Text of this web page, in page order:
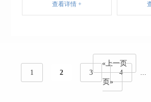
查看详情 +
«上一页
1
2 3 4 ...
页»